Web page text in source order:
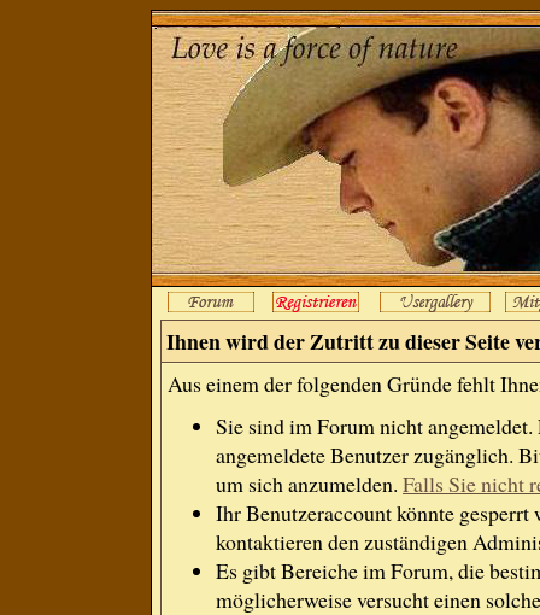
Ihnen wird der Zutritt zu dieser Seite
Aus einem der folgenden Gründe fehlt
Sie sind im Forum nicht
angemeldete Benutzer zugänglich.
um sich anzumelden. Falls Sie nicht
Ihr Benutzeraccount könnte gesperrt
kontaktieren den zuständigen
Es gibt Bereiche im Forum, die
möglicherweise versucht einen